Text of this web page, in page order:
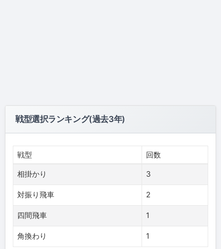
戦型選択ランキング(過去3年)
戦型 回数
相掛かり 3
対振り飛車 2
四間飛車 1
角換わり 1